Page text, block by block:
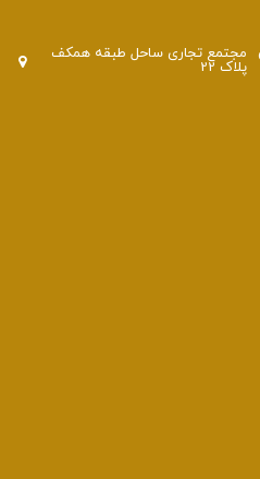
مجتمع تجاری ساحل طبقه همکف
پلاک 22